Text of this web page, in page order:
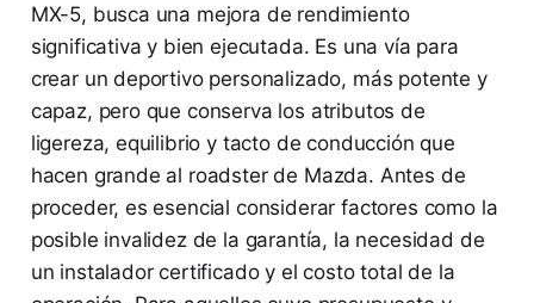
MX-5, busca una mejora de rendimiento
significativa y bien ejecutada. Es una vía para
crear un deportivo personalizado, más potente y
capaz, pero que conserva los atributos de
ligereza, equilibrio y tacto de conducción que
hacen grande al roadster de Mazda. Antes de
proceder, es esencial considerar factores como la
posible invalidez de la garantía, la necesidad de
un instalador certificado y el costo total de la